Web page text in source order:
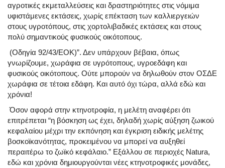
αγροτικές εκμεταλλεύσεις και δραστηριότητες στις νόμιμα
υφιστάμενες εκτάσεις, χωρίς επέκταση των καλλιεργειών
στους υγροτόπους, στις χορτολιβαδικές εκτάσεις και στους
πολύ σημαντικούς φυσικούς οικότοπους.
(Οδηγία 92/43/ΕΟΚ)”. Δεν υπάρχουν βέβαια, όπως
γνωρίζουμε, χωράφια σε υγρότοπους, υγροεδάφη και
φυσικούς οικότοπους. Ούτε μπορούν να δηλωθούν στον ΟΣΔΕ
χωράφια σε τέτοια εδάφη. Και αυτό όχι τώρα, αλλά εδώ και
χρόνια!
Όσον αφορά στην κτηνοτροφία, η μελέτη αναφέρει ότι
επιτρέπεται “η βόσκηση ως έχει, δηλαδή χωρίς αύξηση ζωικού
κεφαλαίου μέχρι την εκπόνηση και έγκριση ειδικής μελέτης
βοσκοϊκανότητας, προκειμένου να μπορεί να αυξηθεί
περαιτέρω το ζωϊκό κεφάλαιο.” Εξάλλου σε περιοχές Natura,
εδώ και χρόνια δημιουργούνται νέες κτηνοτροφικές μονάδες,